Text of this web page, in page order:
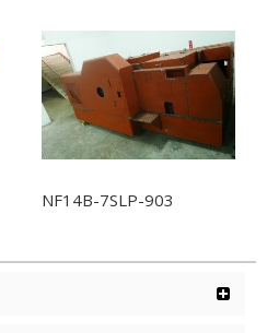
NF14B-7SLP-903